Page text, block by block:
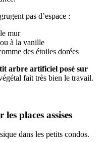
pas d’espace :
mur
à la vanille
des étoiles dorées
arbre artificiel posé sur
fait très bien le travail.
places assises
dans les petits condos.